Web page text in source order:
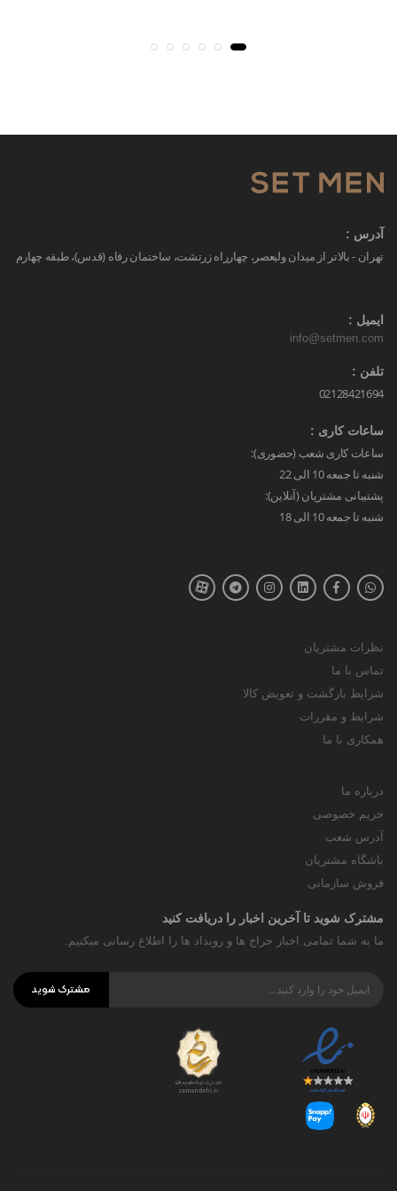
آدرس :
تهران - بالاتر از میدان ولیعصر، چهارراه زرتشت، ساختمان رفاه (قدس)، طبقه چهارم
ایمیل :
info@setmen.com
تلفن :
02128421694
ساعات کاری :
ساعات کاری شعب (حضوری):
شنبه تا جمعه 10 الی 22
پشتیبانی مشتریان (آنلاین):
شنبه تا جمعه 10 الی 18
نظرات مشتریان
تماس با ما
شرایط بازگشت و تعویض کالا
شرایط و مقررات
همکاری با ما
درباره ما
حریم خصوصی
آدرس شعب
باشگاه مشتریان
فروش سازمانی
مشترک شوید تا آخرین اخبار را دریافت کنید
ما به شما تمامی اخبار حراج ها و رویداد ها را اطلاع رسانی میکنیم.
مشترک شوید